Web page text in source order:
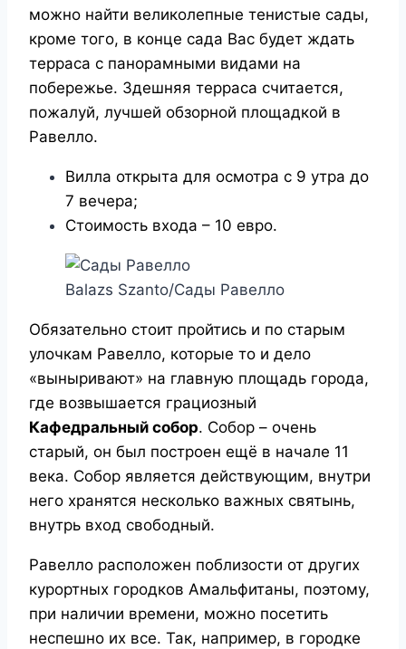
можно найти великолепные тенистые сады,
кроме того, в конце сада Вас будет ждать
терраса с панорамными видами на
побережье. Здешняя терраса считается,
пожалуй, лучшей обзорной площадкой в
Равелло.
Вилла открыта для осмотра с 9 утра до
7 вечера;
Стоимость входа – 10 евро.
Balazs Szanto/Сады Равелло
Обязательно стоит пройтись и по старым
улочкам Равелло, которые то и дело
«выныривают» на главную площадь города,
где возвышается грациозный
Кафедральный собор. Собор – очень
старый, он был построен ещё в начале 11
века. Собор является действующим, внутри
него хранятся несколько важных святынь,
внутрь вход свободный.
Равелло расположен поблизости от других
курортных городков Амальфитаны, поэтому,
при наличии времени, можно посетить
неспешно их все. Так, например, в городке